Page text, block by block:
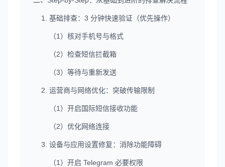
1. 基础排查：3 分钟快速验证（优先操作）
（1）核对手机号与格式
（2）检查短信拦截箱
（3）等待与重新发送
2. 运营商与网络优化：突破传输限制
（1）开启国际短信接收功能
（2）优化网络连接
3. 设备与应用设置修复：消除功能障碍
（1）开启 Telegram 必要权限